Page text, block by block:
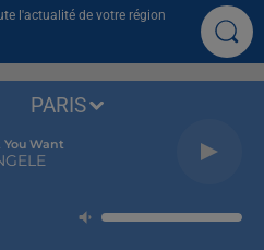
l'actualité de votre région
Want
PARIS